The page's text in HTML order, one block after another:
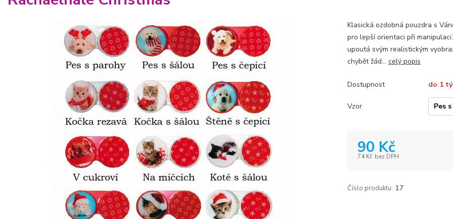
Klasická ozdobná pouzdra s
pro lepší orientaci při
upoutá svým realistickým
chybět žád... celý popis
Dostupnost do 1
Vzor
90 Kč
74 Kč bez DPH
Číslo produktu: 17